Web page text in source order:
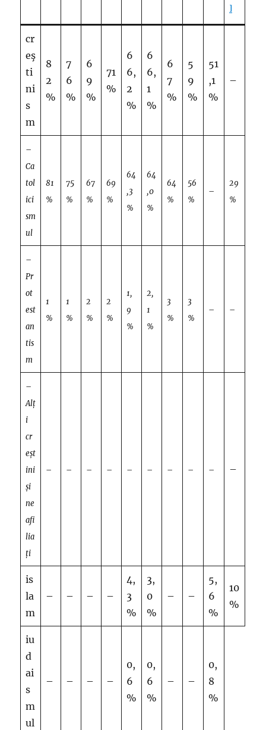
]
cr
eş
ti
ni
s
m
8
2
%
7
6
%
6
9
%
71
%
6
6,
2
%
6
6,
1
%
6
7
%
5
9
%
51
,1
%
–
–
Ca
tol
ici
sm
ul
81
%
75
%
67
%
69
%
64
,3
%
64
,0
%
64
%
56
%
–
29
%
–
Pr
ot
est
an
tis
m
1
%
1
%
2
%
2
%
1,
9
%
2,
1
%
3
%
3
%
– –
–
Alț
i
cr
eșt
ini
și
ne
afi
lia
ți
– – – – – – – – – –
is
la
m
– – – –
4,
3
%
3,
0
%
– –
5,
6
%
10
%
iu
d
ai
s
m
ul
– – – –
0,
6
%
0,
6
%
– –
0,
8
%